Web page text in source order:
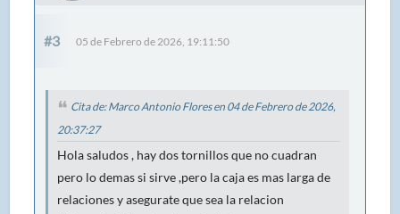
#3 05 de Febrero de 2026, 19:11:50
Cita de: Marco Antonio Flores en 04 de Febrero de 2026,
20:37:27
Hola saludos , hay dos tornillos que no cuadran
pero lo demas si sirve ,pero la caja es mas larga de
relaciones y asegurate que sea la relacion